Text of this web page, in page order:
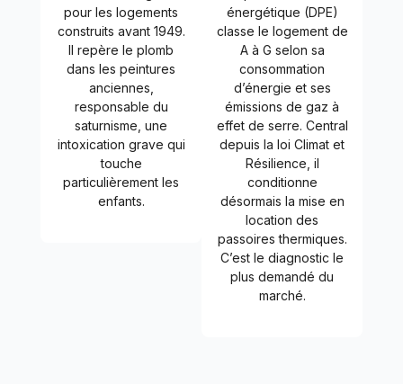
pour les logements
construits avant 1949.
Il repère le plomb
dans les peintures
anciennes,
responsable du
saturnisme, une
intoxication grave qui
touche
particulièrement les
enfants.
énergétique (DPE)
classe le logement de
A à G selon sa
consommation
d’énergie et ses
émissions de gaz à
effet de serre. Central
depuis la loi Climat et
Résilience, il
conditionne
désormais la mise en
location des
passoires thermiques.
C’est le diagnostic le
plus demandé du
marché.